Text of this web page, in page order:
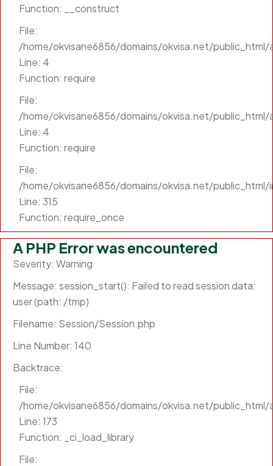
Function: __construct
File:
/home/okvisane6856/domains/okvisa.net/
Line: 4
Function: require
File:
/home/okvisane6856/domains/okvisa.net/
Line: 4
Function: require
File:
/home/okvisane6856/domains/okvisa.net/public_html/
Line: 315
Function: require_once
A PHP Error was encountered
Severity: Warning
Message: session_start(): Failed to read session data:
user (path: /tmp)
Filename: Session/Session.php
Line Number: 140
Backtrace:
File:
/home/okvisane6856/domains/okvisa.net/
Line: 173
Function: _ci_load_library
File: